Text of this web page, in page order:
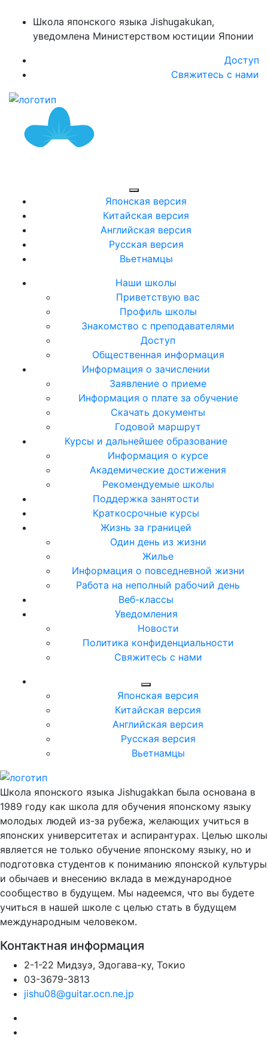
Школа японского языка Jishugakukan,
уведомлена Министерством юстиции Японии
Доступ
Свяжитесь с нами
Японская версия
Китайская версия
Английская версия
Русская версия
Вьетнамцы
Наши школы
Приветствую вас
Профиль школы
Знакомство с преподавателями
Доступ
Общественная информация
Информация о зачислении
Заявление о приеме
Информация о плате за обучение
Скачать документы
Годовой маршрут
Курсы и дальнейшее образование
Информация о курсе
Академические достижения
Рекомендуемые школы
Поддержка занятости
Краткосрочные курсы
Жизнь за границей
Один день из жизни
Жилье
Информация о повседневной жизни
Работа на неполный рабочий день
Веб-классы
Уведомления
Новости
Политика конфиденциальности
Свяжитесь с нами
Японская версия
Китайская версия
Английская версия
Русская версия
Вьетнамцы
Школа японского языка Jishugakkan была основана в
1989 году как школа для обучения японскому языку
молодых людей из-за рубежа, желающих учиться в
японских университетах и аспирантурах. Целью школы
является не только обучение японскому языку, но и
подготовка студентов к пониманию японской культуры
и обычаев и внесению вклада в международное
сообщество в будущем. Мы надеемся, что вы будете
учиться в нашей школе с целью стать в будущем
международным человеком.
Контактная информация
2-1-22 Мидзуэ, Эдогава-ку, Токио
03-3679-3813
jishu08@guitar.ocn.ne.jp